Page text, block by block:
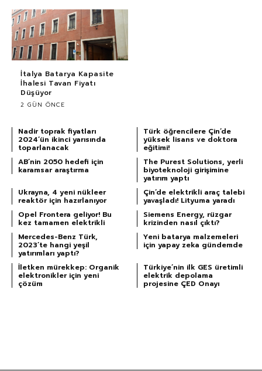
İtalya Batarya Kapasite
İhalesi Tavan Fiyatı
Düşüyor
2 GÜN ÖNCE
Nadir toprak fiyatları
2024’ün ikinci yarısında
toparlanacak
Türk öğrencilere Çin’de
yüksek lisans ve doktora
eğitimi!
AB’nin 2050 hedefi için
karamsar araştırma
The Purest Solutions, yerli
biyoteknoloji girişimine
yatırım yaptı
Ukrayna, 4 yeni nükleer
reaktör için hazırlanıyor
Çin’de elektrikli araç talebi
yavaşladı! Lityuma yaradı
Opel Frontera geliyor! Bu
kez tamamen elektrikli
Siemens Energy, rüzgar
krizinden nasıl çıktı?
Mercedes-Benz Türk,
2023’te hangi yeşil
yatırımları yaptı?
Yeni batarya malzemeleri
için yapay zeka gündemde
İletken mürekkep: Organik
elektronikler için yeni
çözüm
Türkiye’nin ilk GES üretimli
elektrik depolama
projesine ÇED Onayı